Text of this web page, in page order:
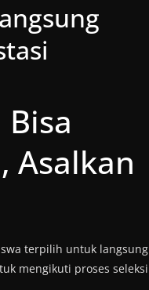
Asalkan
terpilih untuk langsung
mengikuti proses seleksi